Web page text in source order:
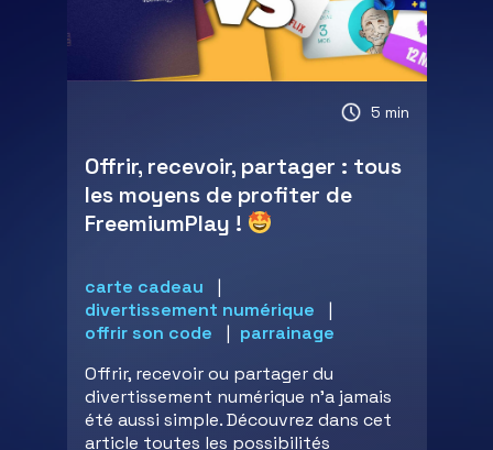
5 min
Offrir, recevoir, partager : tous
les moyens de profiter de
FreemiumPlay !
carte cadeau
divertissement numérique
offrir son code
parrainage
Offrir, recevoir ou partager du
divertissement numérique n’a jamais
été aussi simple. Découvrez dans cet
article toutes les possibilités